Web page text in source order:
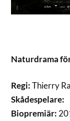
Naturdrama
Regi:Thierry
Skådespelare:
Biopremiär: